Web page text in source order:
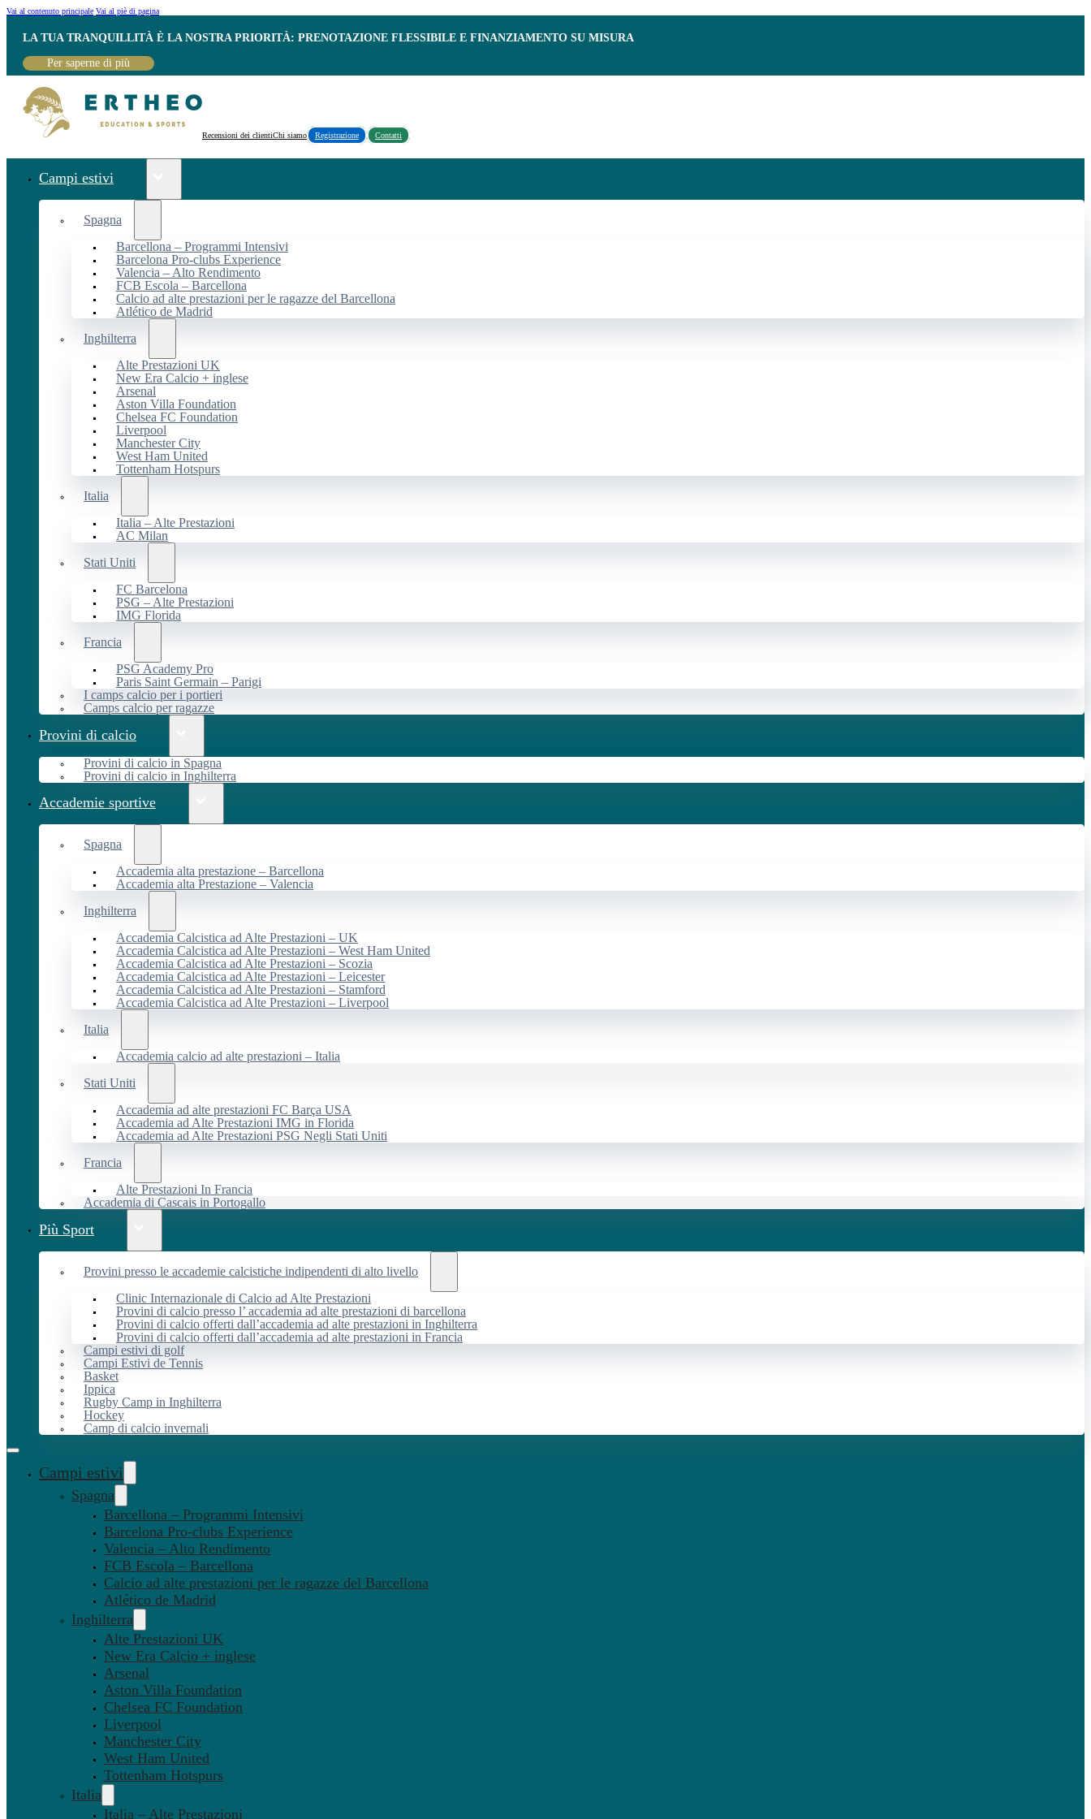
Vai al contenuto principale Vai al piè di pagina
LA TUA TRANQUILLITÀ È LA NOSTRA PRIORITÀ: PRENOTAZIONE FLESSIBILE E FINANZIAMENTO SU MISURA
Per saperne di più
Recensioni dei clientiChi siamo Registrazione Contatti
Campi estivi
Spagna
Barcellona – Programmi Intensivi
Barcelona Pro-clubs Experience
Valencia – Alto Rendimento
FCB Escola – Barcellona
Calcio ad alte prestazioni per le ragazze del Barcellona
Atlético de Madrid
Inghilterra
Alte Prestazioni UK
New Era Calcio + inglese
Arsenal
Aston Villa Foundation
Chelsea FC Foundation
Liverpool
Manchester City
West Ham United
Tottenham Hotspurs
Italia
Italia – Alte Prestazioni
AC Milan
Stati Uniti
FC Barcelona
PSG – Alte Prestazioni
IMG Florida
Francia
PSG Academy Pro
Paris Saint Germain – Parigi
I camps calcio per i portieri
Camps calcio per ragazze
Provini di calcio
Provini di calcio in Spagna
Provini di calcio in Inghilterra
Accademie sportive
Spagna
Accademia alta prestazione – Barcellona
Accademia alta Prestazione – Valencia
Inghilterra
Accademia Calcistica ad Alte Prestazioni – UK
Accademia Calcistica ad Alte Prestazioni – West Ham United
Accademia Calcistica ad Alte Prestazioni – Scozia
Accademia Calcistica ad Alte Prestazioni – Leicester
Accademia Calcistica ad Alte Prestazioni – Stamford
Accademia Calcistica ad Alte Prestazioni – Liverpool
Italia
Accademia calcio ad alte prestazioni – Italia
Stati Uniti
Accademia ad alte prestazioni FC Barça USA
Accademia ad Alte Prestazioni IMG in Florida
Accademia ad Alte Prestazioni PSG Negli Stati Uniti
Francia
Alte Prestazioni In Francia
Accademia di Cascais in Portogallo
Più Sport
Provini presso le accademie calcistiche indipendenti di alto livello
Clinic Internazionale di Calcio ad Alte Prestazioni
Provini di calcio presso l’ accademia ad alte prestazioni di barcellona
Provini di calcio offerti dall’accademia ad alte prestazioni in Inghilterra
Provini di calcio offerti dall’accademia ad alte prestazioni in Francia
Campi estivi di golf
Campi Estivi de Tennis
Basket
Ippica
Rugby Camp in Inghilterra
Hockey
Camp di calcio invernali
Campi estivi
Spagna
Barcellona – Programmi Intensivi
Barcelona Pro-clubs Experience
Valencia – Alto Rendimento
FCB Escola – Barcellona
Calcio ad alte prestazioni per le ragazze del Barcellona
Atlético de Madrid
Inghilterra
Alte Prestazioni UK
New Era Calcio + inglese
Arsenal
Aston Villa Foundation
Chelsea FC Foundation
Liverpool
Manchester City
West Ham United
Tottenham Hotspurs
Italia
Italia – Alte Prestazioni